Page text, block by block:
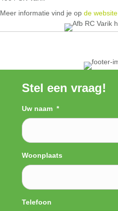
Meer informatie vind je op de website
Stel een vraag!
Uw naam *
Woonplaats
Telefoon